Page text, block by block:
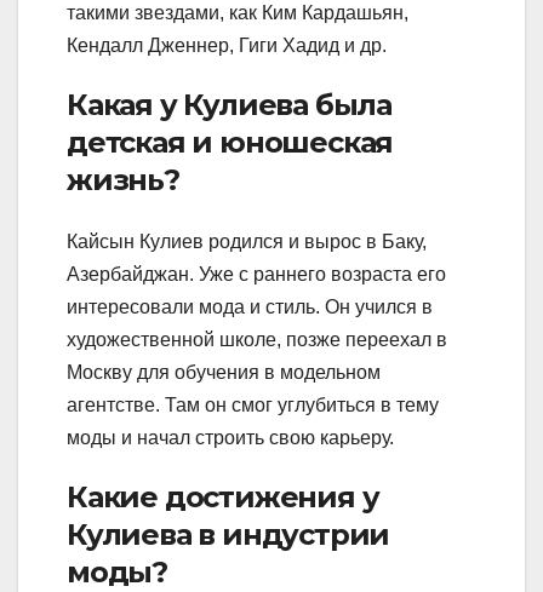
такими звездами, как Ким Кардашьян,
Кендалл Дженнер, Гиги Хадид и др.
Какая у Кулиева была
детская и юношеская
жизнь?
Кайсын Кулиев родился и вырос в Баку,
Азербайджан. Уже с раннего возраста его
интересовали мода и стиль. Он учился в
художественной школе, позже переехал в
Москву для обучения в модельном
агентстве. Там он смог углубиться в тему
моды и начал строить свою карьеру.
Какие достижения у
Кулиева в индустрии
моды?